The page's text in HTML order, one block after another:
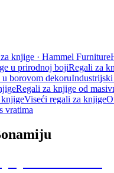
knjige · Hammel Furniture
u prirodnoj bojiRegali za
borovom dekoruIndustrijski
Regali za knjige od
Viseći regali za knjige
vratima